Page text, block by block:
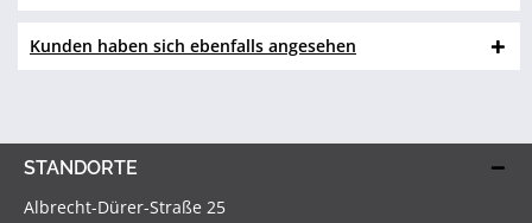
Kunden haben sich ebenfalls angesehen
STANDORTE
Albrecht-Dürer-Straße 25